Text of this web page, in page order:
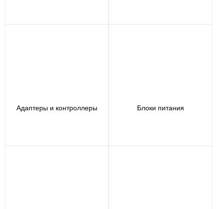
Адаптеры и контроллеры Блоки питания